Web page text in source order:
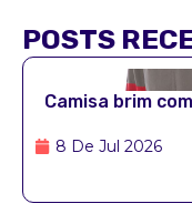
POSTS
Camisa brim
8 De Jul 2026